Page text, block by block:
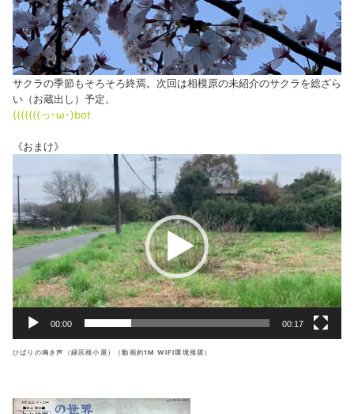
サクラの季節もそろそろ終焉。次回は相模原の未紹介のサクラを総ざら
い（お蔵出し）予定。
(((((((っ･ω･)bot
《おまけ》
画
プ
レ
ー
ヤ
ー
00:00 00:17
ひばりの鳴き声（緑区根小屋）（動画約1M WIFI環境推奨）